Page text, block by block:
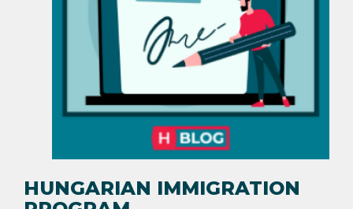
HUNGARIAN IMMIGRATION